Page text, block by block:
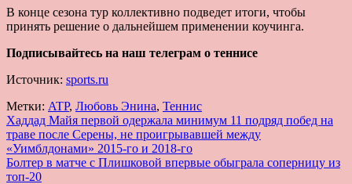
В конце сезона тур коллективно подведет итоги, чтобы
принять решение о дальнейшем применении коучинга.
Подписывайтесь на наш телеграм о теннисе
Источник: sports.ru
Метки: ATP, Любовь Энина, Теннис
Навигация
по
записям
Хаддад Майя первой одержала минимум 11 подряд побед на
траве после Серены, не проигрывавшей между
«Уимблдонами» 2015-го и 2018-го
Болтер в матче с Плишковой впервые обыграла соперницу из
топ-20